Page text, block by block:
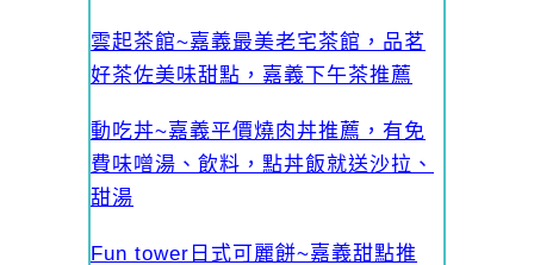
雲起茶館~嘉義最美老宅茶館，品茗
好茶佐美味甜點，嘉義下午茶推薦
動吃丼~嘉義平價燒肉丼推薦，有免
費味噌湯、飲料，點丼飯就送沙拉、
甜湯
Fun tower日式可麗餅~嘉義甜點推